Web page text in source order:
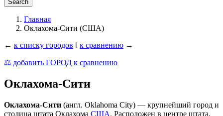
Главная
Оклахома-Сити (США)
← к списку городов ‖ к сравнению →
⚖️ добавить ГОРОД к сравнению
Оклахома-Сити
Оклахома-Сити (англ. Oklahoma City) — крупнейший город и
столица штата Оклахома США. Расположен в центре штата,